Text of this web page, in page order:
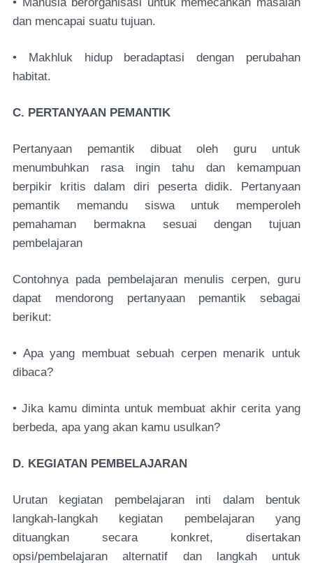
dan mencapai suatu tujuan.
• Makhluk hidup beradaptasi dengan perubahan
habitat.
C. PERTANYAAN PEMANTIK
Pertanyaan pemantik dibuat oleh guru untuk
menumbuhkan rasa ingin tahu dan kemampuan
berpikir kritis dalam diri peserta didik. Pertanyaan
pemantik memandu siswa untuk memperoleh
pemahaman bermakna sesuai dengan tujuan
pembelajaran
Contohnya pada pembelajaran menulis cerpen, guru
dapat mendorong pertanyaan pemantik sebagai
berikut:
• Apa yang membuat sebuah cerpen menarik untuk
dibaca?
• Jika kamu diminta untuk membuat akhir cerita yang
berbeda, apa yang akan kamu usulkan?
D. KEGIATAN PEMBELAJARAN
Urutan kegiatan pembelajaran inti dalam bentuk
langkah-langkah kegiatan pembelajaran yang
dituangkan secara konkret, disertakan
opsi/pembelajaran alternatif dan langkah untuk